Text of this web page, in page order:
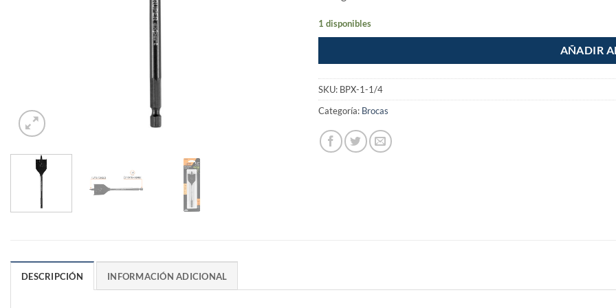
1 disponibles
AÑADIR
SKU: BPX-1-1/4
Categoría: Brocas
DESCRIPCIÓN INFORMACIÓN ADICIONAL